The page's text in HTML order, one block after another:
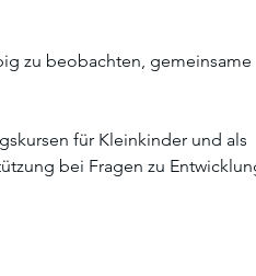
zu beobachten, gemeinsame
für Kleinkinder und als
bei Fragen zu